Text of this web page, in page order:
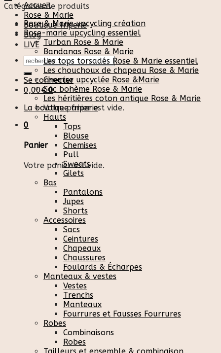
Accueil
Rose & Marie
Boutique friperie
Blog
LIVE
Recherche
pour :
Se connecter
0,00€ 0
Votre panier est vide.
0
Panier
Votre panier est vide.
Catégories de produits
Rose & Marie upcycling création
Rose-marie upcycling essentiel
Turban Rose & Marie
Bandanas Rose & Marie
Les tops torsadés Rose & Marie essentiel
Les chouchoux de chapeau Rose & Marie
Chemise upcyclée Rose &Marie
Sac bohème Rose & Marie
Les héritières coton antique Rose & Marie
La boutique friperie
Hauts
Tops
Blouse
Chemises
Pull
Sweats
Gilets
Bas
Pantalons
Jupes
Shorts
Accessoires
Sacs
Ceintures
Chapeaux
Chaussures
Foulards & Écharpes
Manteaux & vestes
Vestes
Trenchs
Manteaux
Fourrures et Fausses Fourrures
Robes
Combinaisons
Robes